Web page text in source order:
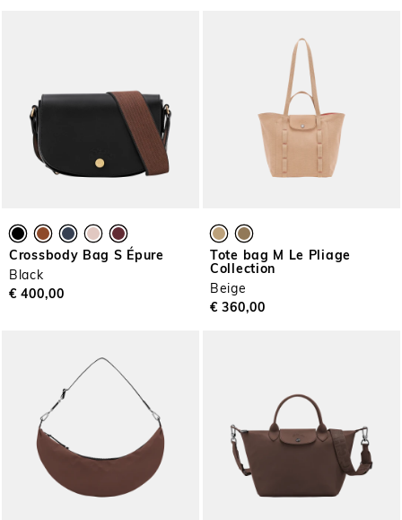
Crossbody Bag S Épure
Black
€ 400,00
Tote bag M Le Pliage
Collection
Beige
€ 360,00